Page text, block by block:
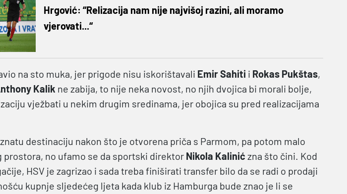
Hrgović: “Relizacija nam nije najvišoj razini, ali moramo
vjerovati...“
na sto muka, jer prigode nisu iskorištavali Emir Sahiti i Rokas Pukštas,
Kalik ne zabija, to nije neka novost, no njih dvojica bi morali bolje,
vježbati u nekim drugim sredinama, jer obojica su pred realizacijama
destinaciju nakon što je otvorena priča s Parmom, pa potom malo
prostora, no ufamo se da sportski direktor Nikola Kalinić zna što čini. Kod
HSV je zagrizao i sada treba finiširati transfer bilo da se radi o prodaji
kupnje sljedećeg ljeta kada klub iz Hamburga bude znao je li se